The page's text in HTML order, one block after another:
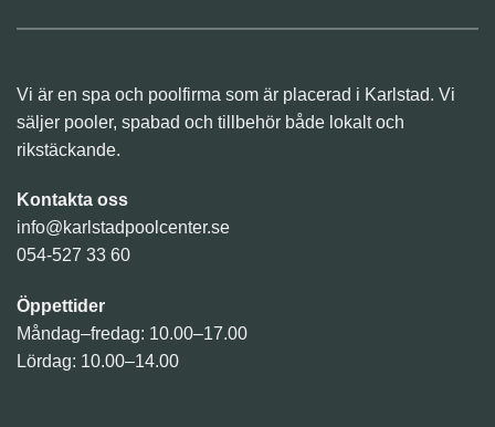
Vi är en spa och poolfirma som är placerad i Karlstad. Vi
säljer pooler, spabad och tillbehör både lokalt och
rikstäckande.
Kontakta oss
info@karlstadpoolcenter.se
054-527 33 60
Öppettider
Måndag–fredag: 10.00–17.00
Lördag: 10.00–14.00